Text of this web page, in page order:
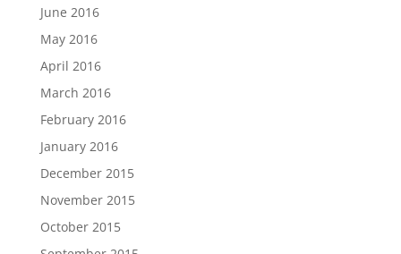
June 2016
May 2016
April 2016
March 2016
February 2016
January 2016
December 2015
November 2015
October 2015